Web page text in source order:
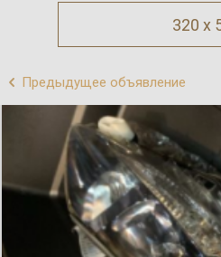
320 x
Предыдущее объявление